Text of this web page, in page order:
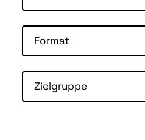
Format
Zielgruppe